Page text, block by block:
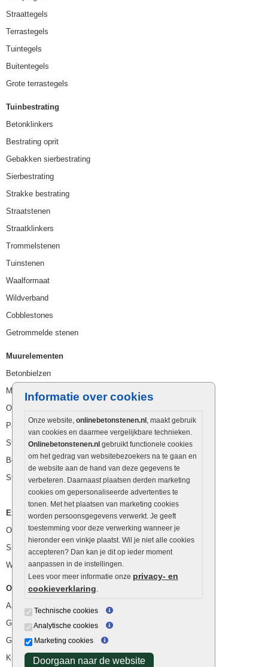
Informatie over cookies
Onze website, onlinebetonstenen.nl , maakt gebruik
van cookies en daarmee vergelijkbare technieken.
Onlinebetonstenen.nl gebruikt functionele cookies
om het gedrag van websitebezoekers na te gaan en
de website aan de hand van deze gegevens te
verbeteren. Daarnaast plaatsen derden marketing
cookies om gepersonaliseerde advertenties te
tonen. Met het plaatsen van marketing cookies
worden persoonsgegevens verwerkt. Je geeft
toestemming voor deze verwerking wanneer je
hieronder een vinkje plaatst. Wil je niet alle cookies
accepteren? Dan kan je dit op ieder moment
aanpassen in de instellingen.
Lees voor meer informatie onze privacy- en
cookieverklaring
Technische cookies
Analytische cookies
Marketing cookies
Doorgaan naar de website
Straattegels
Terrastegels
Tuintegels
Buitentegels
Grote terrastegels
Tuinbestrating
Betonklinkers
Bestrating oprit
Gebakken sierbestrating
Sierbestrating
Strakke bestrating
Straatstenen
Straatklinkers
Trommelstenen
Tuinstenen
Waalformaat
Wildverband
Cobblestones
Getrommelde stenen
Muurelementen
Betonbielzen
Muurstenen
Opsluitbanden
Palissaden
Stapelblokken
Betonblokken
Stapelstenen
Extra benodigdheden
Ophoogzand
Siergrind en siersplit
Waterafvoer
Overig
Aanbiedingen
Goedkope bestrating
Goedkope tuintegels
Kunstgras